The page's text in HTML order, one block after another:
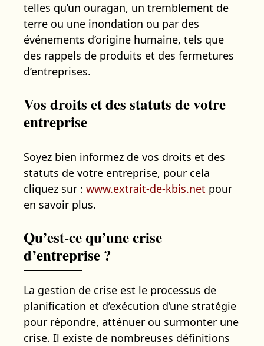
telles qu’un ouragan, un tremblement de
terre ou une inondation ou par des
événements d’origine humaine, tels que
des rappels de produits et des fermetures
d’entreprises.
Vos droits et des statuts de votre
entreprise
Soyez bien informez de vos droits et des
statuts de votre entreprise, pour cela
cliquez sur : www.extrait-de-kbis.net pour
en savoir plus.
Qu’est-ce qu’une crise
d’entreprise ?
La gestion de crise est le processus de
planification et d’exécution d’une stratégie
pour répondre, atténuer ou surmonter une
crise. Il existe de nombreuses définitions